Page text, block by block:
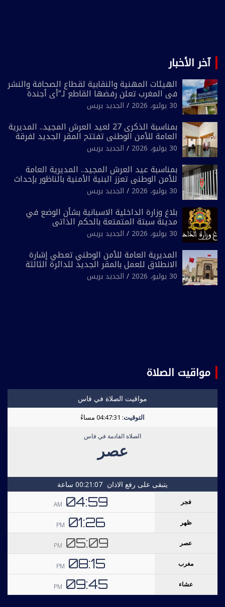
آخر الأخبار
الهيئات المهنية والنقابية لقطاع الصحافة والنشر
في المغرب تعلن رفضها القاطع لـ”أي أجندة
انتخابية مُعدة على مقاس سياسي ومصلحي
ضيق”
30 يوليو، 2026 الجديد بريس
بمناسبة الذكرى 27 لعيد العرش المجيد.. المديرية
العامة للأمن الوطني تفتتح المقر الجديد لفرقة
الشرطة السياحية بفاس
30 يوليو، 2026 الجديد بريس
بمناسبة عيد العرش المجيد.. المديرية العامة
للأمن الوطني تعزز البنية الأمنية بالناظور بإحداث
فرقتين جديدتين
30 يوليو، 2026 الجديد بريس
بلاغ وزارة الداخلية الاسبانية بشأن الوضع في
مدينة سبتة المتمتعة بالحكم الذاتي
30 يوليو، 2026 الجديد بريس
المديرية العامة للأمن الوطني تعطي إشارة
الانطلاق للعمل بالمقر الجديد للدائرة الثالثة
للشرطة بولاية أمن العيون
30 يوليو، 2026 الجديد بريس
مواقيت الصلاة